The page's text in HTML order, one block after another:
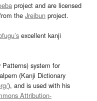
project and are licensed
the Jreibun project.
excellent kanji
system for
(Kanji Dictionary
), and is used with his
Attribution-